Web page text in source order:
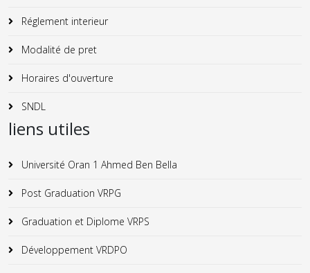
Réglement interieur
Modalité de pret
Horaires d'ouverture
SNDL
liens utiles
Université Oran 1 Ahmed Ben Bella
Post Graduation VRPG
Graduation et Diplome VRPS
Développement VRDPO